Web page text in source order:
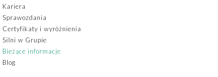
Kariera
Sprawozdania
Certyfikaty i wyróżnienia
Silni w Grupie
Bieżące informacje
Blog